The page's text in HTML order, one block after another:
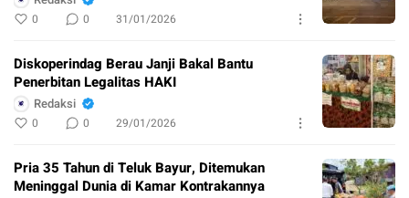
0 0 31/01/2026
Diskoperindag Berau Janji Bakal Bantu
Penerbitan Legalitas HAKI
Redaksi
0 0 29/01/2026
Pria 35 Tahun di Teluk Bayur, Ditemukan
Meninggal Dunia di Kamar Kontrakannya